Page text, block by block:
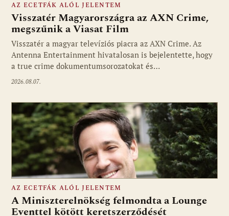
Fotó: media1.hu
AZ ECETFÁK ALÓL JELENTEM
Visszatér Magyarországra az AXN Crime,
megszűnik a Viasat Film
Visszatér a magyar televíziós piacra az AXN Crime. Az
Antenna Entertainment hivatalosan is bejelentette, hogy
a true crime dokumentumsorozatokat és…
2026.08.07.
AZ ECETFÁK ALÓL JELENTEM
A Miniszterelnökség felmondta a Lounge
Eventtel kötött keretszerződését